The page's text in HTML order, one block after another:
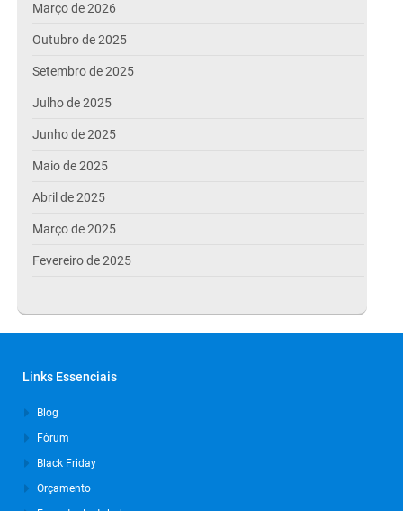
Março de 2026
Outubro de 2025
Setembro de 2025
Julho de 2025
Junho de 2025
Maio de 2025
Abril de 2025
Março de 2025
Fevereiro de 2025
Setembro de 2024
Julho de 2024
Links Essenciais
Blog
Fórum
Black Friday
Orçamento